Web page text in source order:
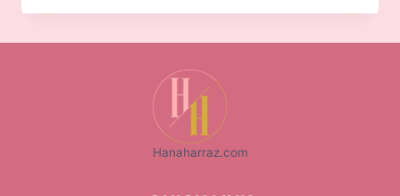
Hanaharraz.com